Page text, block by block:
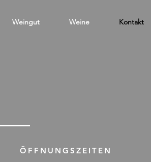
Weingut Weine Kontakt
ÖFFNUNGSZEITEN